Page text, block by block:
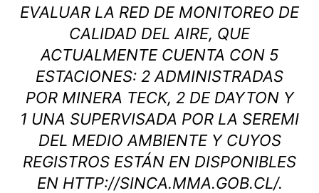
EVALUAR LA RED DE MONITOREO DE
CALIDAD DEL AIRE, QUE
ACTUALMENTE CUENTA CON 5
ESTACIONES: 2 ADMINISTRADAS
POR MINERA TECK, 2 DE DAYTON Y
1 UNA SUPERVISADA POR LA SEREMI
DEL MEDIO AMBIENTE Y CUYOS
REGISTROS ESTÁN EN DISPONIBLES
EN HTTP://SINCA.MMA.GOB.CL/.